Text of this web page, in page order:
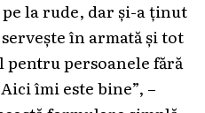
la rude, dar și-a ținut
în armată și tot
pentru persoanele fără
îmi este bine”, –